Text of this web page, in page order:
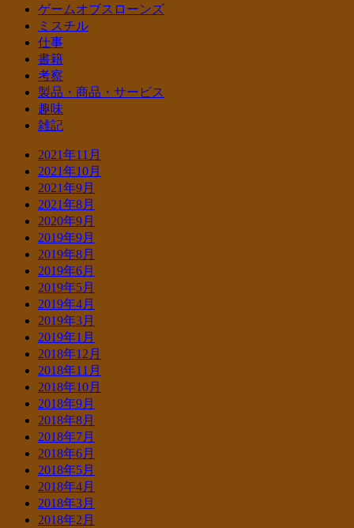
ゲームオブスローンズ
ミスチル
仕事
書籍
考察
製品・商品・サービス
趣味
雑記
2021年11月
2021年10月
2021年9月
2021年8月
2020年9月
2019年9月
2019年8月
2019年6月
2019年5月
2019年4月
2019年3月
2019年1月
2018年12月
2018年11月
2018年10月
2018年9月
2018年8月
2018年7月
2018年6月
2018年5月
2018年4月
2018年3月
2018年2月